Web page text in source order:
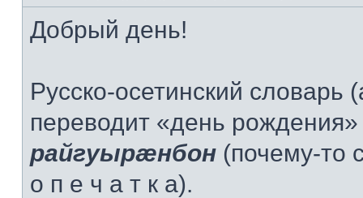
Добрый день!
Русско-осетинский
переводит «день рождения»
райгуырæнбон (почему-то
о п е ч а т к а).